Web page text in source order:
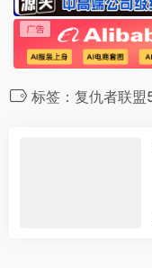
标签：复仇者联盟